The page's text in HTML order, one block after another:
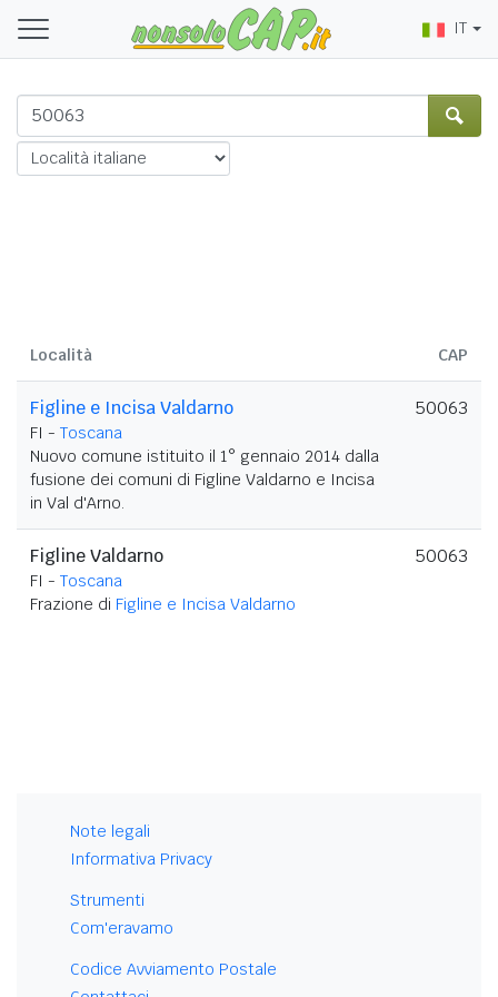
IT
Località CAP
Figline e Incisa Valdarno
FI - Toscana
Nuovo comune istituito il 1° gennaio 2014 dalla
fusione dei comuni di Figline Valdarno e Incisa
in Val d'Arno.
50063
Figline Valdarno
FI - Toscana
Frazione di Figline e Incisa Valdarno
50063
Note legali
Informativa Privacy
Strumenti
Com'eravamo
Codice Avviamento Postale